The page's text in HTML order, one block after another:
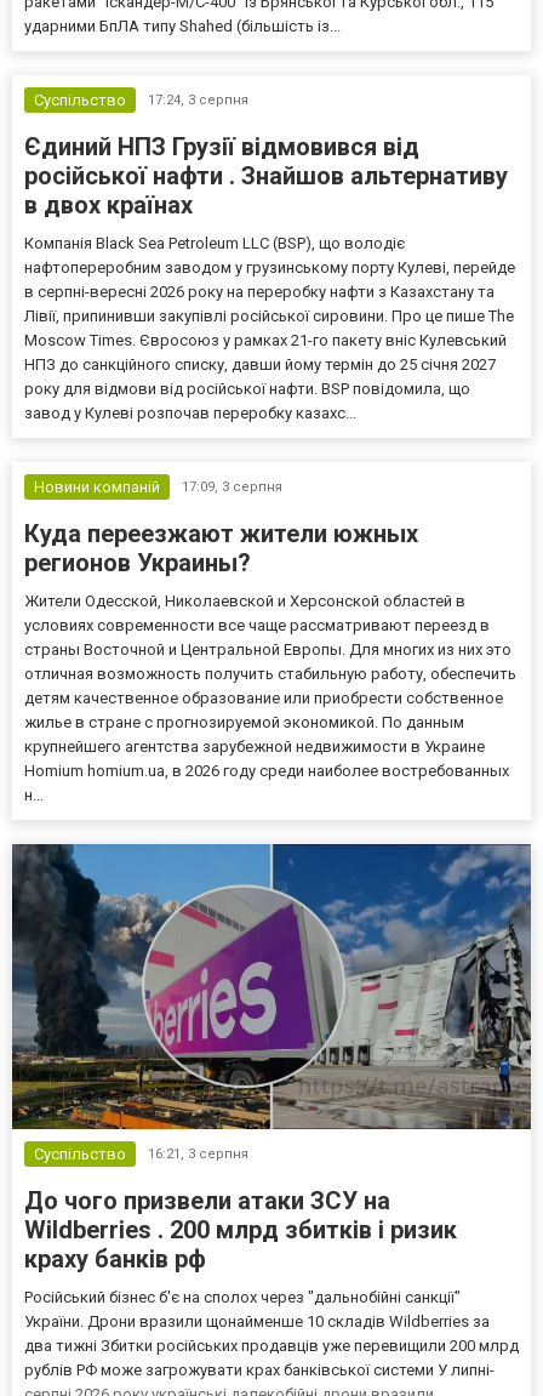
ударними БпЛА типу Shahed (більшість із...
Суспільство 17:24, 3 серпня
Єдиний НПЗ Грузії відмовився від
російської нафти . Знайшов альтернативу
в двох країнах
Компанія Black Sea Petroleum LLC (BSP), що володіє
нафтопереробним заводом у грузинському порту Кулеві, перейде
в серпні-вересні 2026 року на переробку нафти з Казахстану та
Лівії, припинивши закупівлі російської сировини. Про це пише The
Moscow Times. Євросоюз у рамках 21-го пакету вніс Кулевський
НПЗ до санкційного списку, давши йому термін до 25 січня 2027
року для відмови від російської нафти. BSP повідомила, що
завод у Кулеві розпочав переробку казахс...
Новини компаній 17:09, 3 серпня
Куда переезжают жители южных
регионов Украины?
Жители Одесской, Николаевской и Херсонской областей в
условиях современности все чаще рассматривают переезд в
страны Восточной и Центральной Европы. Для многих из них это
отличная возможность получить стабильную работу, обеспечить
детям качественное образование или приобрести собственное
жилье в стране с прогнозируемой экономикой. По данным
крупнейшего агентства зарубежной недвижимости в Украине
Homium homium.ua, в 2026 году среди наиболее востребованных
н...
Суспільство 16:21, 3 серпня
До чого призвели атаки ЗСУ на
Wildberries . 200 млрд збитків і ризик
краху банків рф
Російський бізнес б'є на сполох через "дальнобійні санкції"
України. Дрони вразили щонайменше 10 складів Wildberries за
два тижні Збитки російських продавців уже перевищили 200 млрд
рублів РФ може загрожувати крах банківської системи У липні-